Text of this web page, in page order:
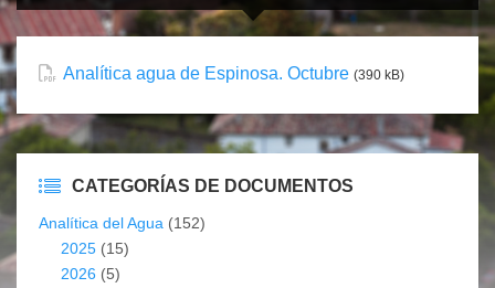
Analítica agua de Espinosa. Octubre (390 kB)
CATEGORÍAS DE DOCUMENTOS
Analítica del Agua (152)
2025 (15)
2026 (5)